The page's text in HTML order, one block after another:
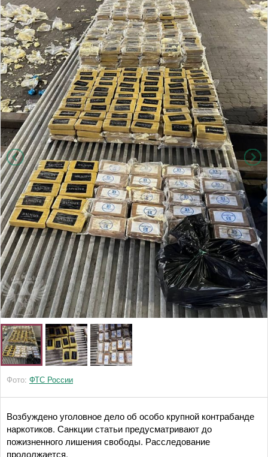
Фото: ФТС России
Возбуждено уголовное дело об особо крупной контрабанде
наркотиков. Санкции статьи предусматривают до
пожизненного лишения свободы. Расследование
продолжается.